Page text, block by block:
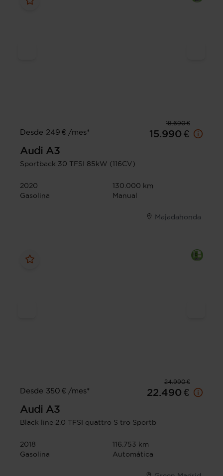
18.690 €
Desde 249 € /mes*
15.990 €
Audi A3
Sportback 30 TFSI 85kW (116CV)
2020
130.000 km
Gasolina
Manual
Majadahonda
24.990 €
Desde 350 € /mes*
22.490 €
Audi A3
Black line 2.0 TFSI quattro S tro Sportb
2018
116.753 km
Gasolina
Automática